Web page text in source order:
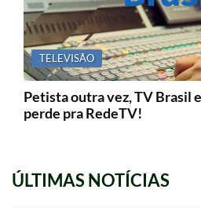
TELEVISÃO
Petista outra vez, TV Brasil
perde pra RedeTV!
ÚLTIMAS NOTÍCIAS